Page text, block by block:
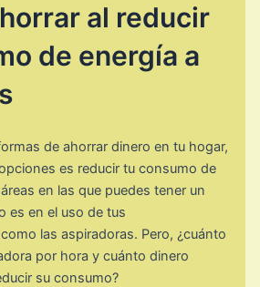
al reducir
de energía a
de ahorrar dinero en tu hogar,
es reducir tu consumo de
en las que puedes tener un
es en el uso de tus
las aspiradoras. Pero, ¿cuánto
por hora y cuánto dinero
su consumo?